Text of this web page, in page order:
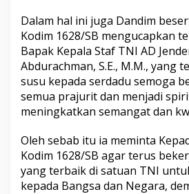
Dalam hal ini juga Dandim
Kodim 1628/SB mengucapkan
Bapak Kepala Staf TNI AD
Abdurachman, S.E., M.M., yang
susu kepada serdadu semoga
semua prajurit dan menjadi
meningkatkan semangat dan
Oleh sebab itu ia meminta
Kodim 1628/SB agar terus
yang terbaik di satuan TNI
kepada Bangsa dan Negara,